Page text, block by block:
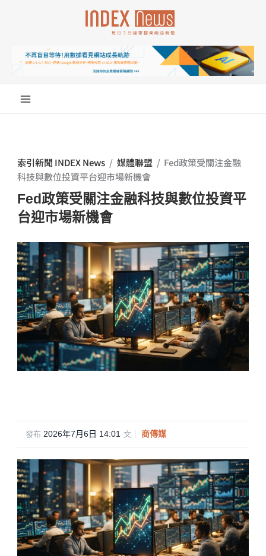
索引新聞 INDEX News / 媒體聯盟 / Fed政策受關注金融
科技與數位投資平台迎市場新機會
Fed政策受關注金融科技與數位投資平
台迎市場新機會
發布 2026年7月6日 14:01·文｜ 商傳媒